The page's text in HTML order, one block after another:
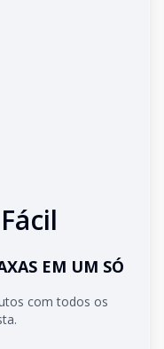
EM UM SÓ
com todos os